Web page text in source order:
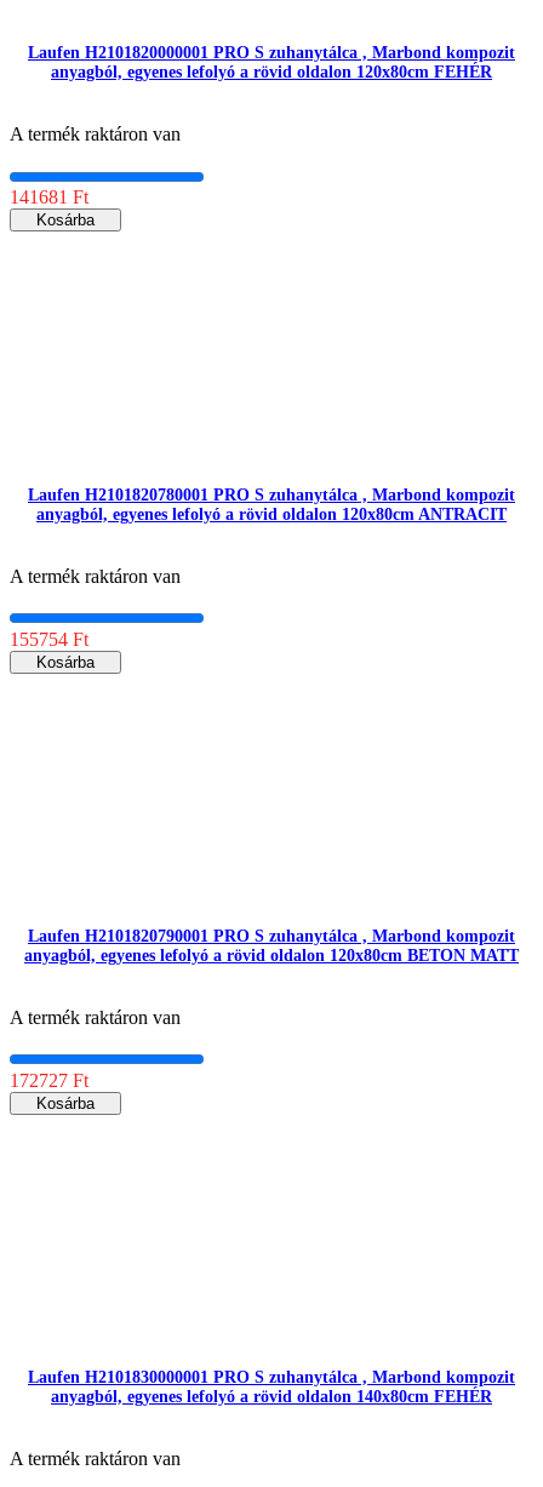
Laufen H2101820000001 PRO S zuhanytálca , Marbond kompozit
anyagból, egyenes lefolyó a rövid oldalon 120x80cm FEHÉR
A termék raktáron van
141681 Ft
Kosárba
Laufen H2101820780001 PRO S zuhanytálca , Marbond kompozit
anyagból, egyenes lefolyó a rövid oldalon 120x80cm ANTRACIT
A termék raktáron van
155754 Ft
Kosárba
Laufen H2101820790001 PRO S zuhanytálca , Marbond kompozit
anyagból, egyenes lefolyó a rövid oldalon 120x80cm BETON MATT
A termék raktáron van
172727 Ft
Kosárba
Laufen H2101830000001 PRO S zuhanytálca , Marbond kompozit
anyagból, egyenes lefolyó a rövid oldalon 140x80cm FEHÉR
A termék raktáron van